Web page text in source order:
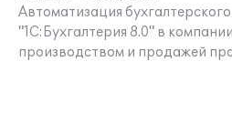
Автоматизация бухгалтерского
"1С:Бухгалтерия 8.0" в
производством и продажей